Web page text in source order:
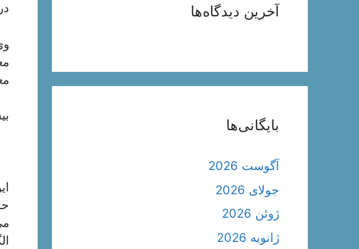
آخرین دیدگاه‌ها
بایگانی‌ها
آگوست 2026
جولای 2026
ژوئن 2026
ژانویه 2026